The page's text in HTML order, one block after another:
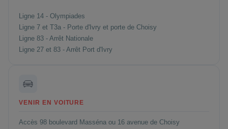
Ligne 14 - Olympiades
Ligne 7 et T3a - Porte d'Ivry et porte de Choisy
Ligne 83 - Arrêt Nationale
Ligne 27 et 83 - Arrêt Port d'Ivry
VENIR EN VOITURE
Accès 98 boulevard Masséna ou 16 avenue de Choisy